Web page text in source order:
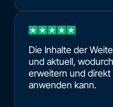
Die Inhalte der
und aktuell,
erweitern und
anwenden kann.